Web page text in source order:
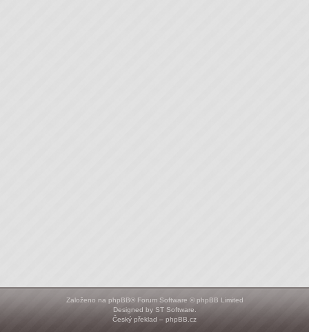
Založeno na phpBB® Forum Software © phpBB Limited
Designed by ST Software
Český překlad – phpBB.cz